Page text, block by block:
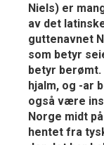
Niels) er
av det
guttenavnet
som betyr
betyr berømt.
hjalm, og -ar
også være
Norge midt
hentet fra